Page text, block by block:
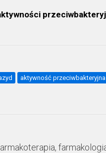
aktywność przeciwbakteryjna